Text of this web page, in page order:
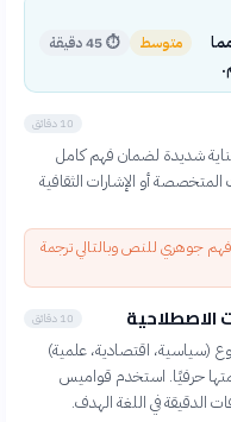
متوسط ⏱45 دقيقة
10 دقائق
شديدة لضمان فهم كامل
أو الإشارات الثقافية
جوهري للنص وبالتالي ترجمة
الاصطلاحية 10 دقائق
اقتصادية، علمية)
حرفيًا. استخدم قواميس
الدقيقة في اللغة الهدف.